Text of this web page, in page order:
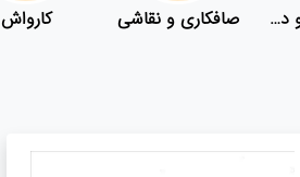
برق و باطری و دیاگ صافکاری و نقاشی کارواش